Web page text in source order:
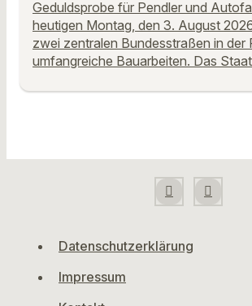
Geduldsprobe für Pendler und
heutigen Montag, den 3. August
zwei zentralen Bundesstraßen in der
umfangreiche Bauarbeiten. Das
Datenschutzerklärung
Impressum